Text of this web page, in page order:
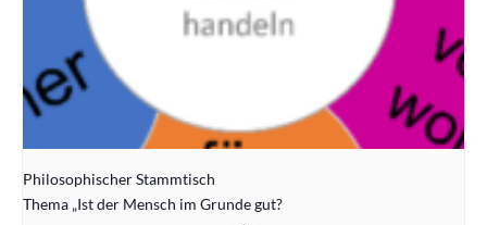
Philosophischer Stammtisch
Thema „Ist der Mensch im Grunde gut?